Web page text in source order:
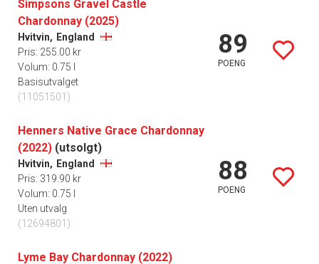
Simpsons Gravel Castle
Chardonnay (2025)
Hvitvin, England
Pris: 255.00 kr
Volum: 0.75 l
Basisutvalget
(11051501)
89
POENG
Henners Native Grace Chardonnay
(2022) (utsolgt)
Hvitvin, England
Pris: 319.90 kr
Volum: 0.75 l
Uten utvalg
(12694801)
88
POENG
Lyme Bay Chardonnay (2022)